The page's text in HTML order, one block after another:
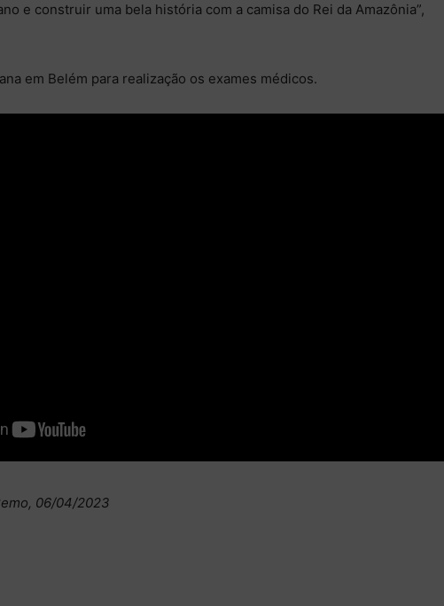
e construir uma bela história com a camisa do Rei da Amazônia”,
em Belém para realização os exames médicos.
06/04/2023